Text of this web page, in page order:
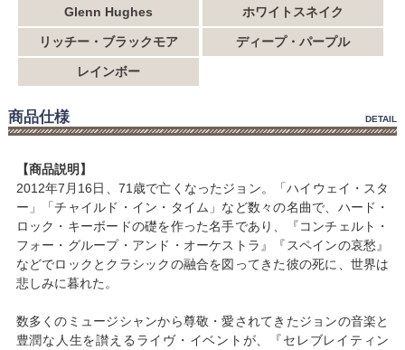
Glenn Hughes ホワイトスネイク
リッチー・ブラックモア ディープ・パープル
レインボー
商品仕様 DETAIL
【商品説明】
2012年7月16日、71歳で亡くなったジョン。「ハイウェイ・スタ
ー」「チャイルド・イン・タイム」など数々の名曲で、ハード・
ロック・キーボードの礎を作った名手であり、『コンチェルト・
フォー・グループ・アンド・オーケストラ』『スペインの哀愁』
などでロックとクラシックの融合を図ってきた彼の死に、世界は
悲しみに暮れた。
数多くのミュージシャンから尊敬・愛されてきたジョンの音楽と
豊潤な人生を讃えるライヴ・イベントが、『セレブレイティン